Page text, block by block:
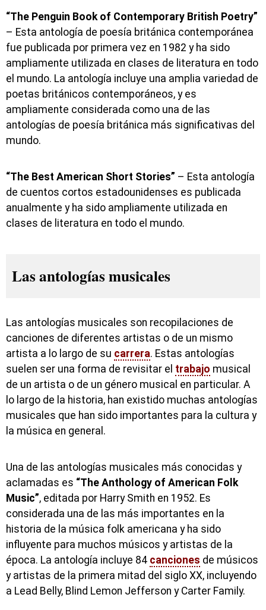
“The Penguin Book of Contemporary British Poetry”
– Esta antología de poesía británica contemporánea
fue publicada por primera vez en 1982 y ha sido
ampliamente utilizada en clases de literatura en todo
el mundo. La antología incluye una amplia variedad de
poetas británicos contemporáneos, y es
ampliamente considerada como una de las
antologías de poesía británica más significativas del
mundo.
“The Best American Short Stories” – Esta antología
de cuentos cortos estadounidenses es publicada
anualmente y ha sido ampliamente utilizada en
clases de literatura en todo el mundo.
Las antologías musicales
Las antologías musicales son recopilaciones de
canciones de diferentes artistas o de un mismo
artista a lo largo de su carrera. Estas antologías
suelen ser una forma de revisitar el trabajo musical
de un artista o de un género musical en particular. A
lo largo de la historia, han existido muchas antologías
musicales que han sido importantes para la cultura y
la música en general.
Una de las antologías musicales más conocidas y
aclamadas es “The Anthology of American Folk
Music”, editada por Harry Smith en 1952. Es
considerada una de las más importantes en la
historia de la música folk americana y ha sido
influyente para muchos músicos y artistas de la
época. La antología incluye 84 canciones de músicos
y artistas de la primera mitad del siglo XX, incluyendo
a Lead Belly, Blind Lemon Jefferson y Carter Family.